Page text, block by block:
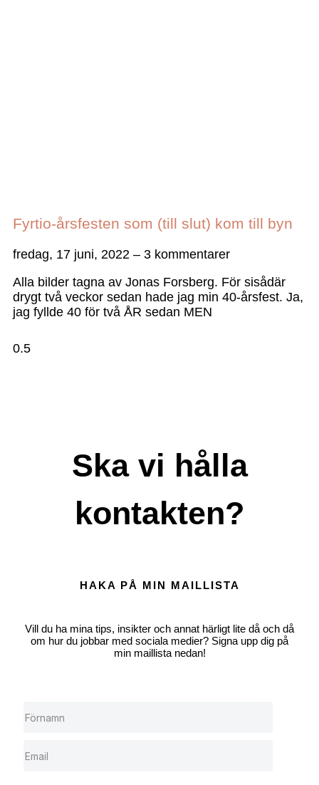
Fyrtio-årsfesten som (till slut) kom till byn
fredag, 17 juni, 2022
3 kommentarer
Alla bilder tagna av Jonas Forsberg. För sisådär
drygt två veckor sedan hade jag min 40-årsfest. Ja,
jag fyllde 40 för två ÅR sedan MEN
Ska vi hålla
kontakten?
HAKA PÅ MIN MAILLISTA
Vill du ha mina tips, insikter och annat härligt lite då och då
om hur du jobbar med sociala medier? Signa upp dig på
min maillista nedan!